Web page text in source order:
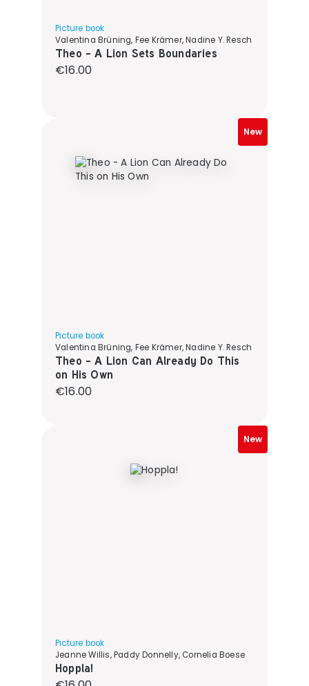
Picture book
Valentina Brüning, Fee Krämer, Nadine Y. Resch
Theo - A Lion Sets Boundaries
Regular price:
€16.00
New
Picture book
Valentina Brüning, Fee Krämer, Nadine Y. Resch
Theo - A Lion Can Already Do This
on His Own
Regular price:
€16.00
New
Picture book
Jeanne Willis, Paddy Donnelly, Cornelia Boese
Hoppla!